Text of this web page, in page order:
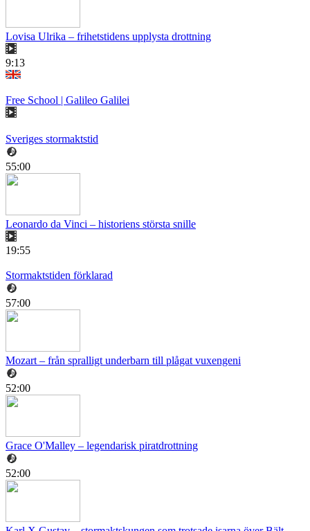
Lovisa Ulrika – frihetstidens upplysta drottning
9:13
Free School | Galileo Galilei
Sveriges stormaktstid
55:00
Leonardo da Vinci – historiens största snille
19:55
Stormaktstiden förklarad
57:00
Mozart – från spralligt underbarn till plågat vuxengeni
52:00
Grace O'Malley – legendarisk piratdrottning
52:00